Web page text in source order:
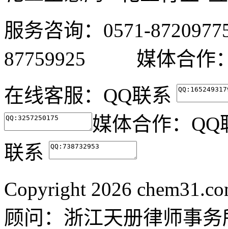
服务咨询：0571-
87759925 媒体合作：
在线客服： QQ联系
媒体合作：
联系
Copyright 2026
顾问：浙江天册律师事